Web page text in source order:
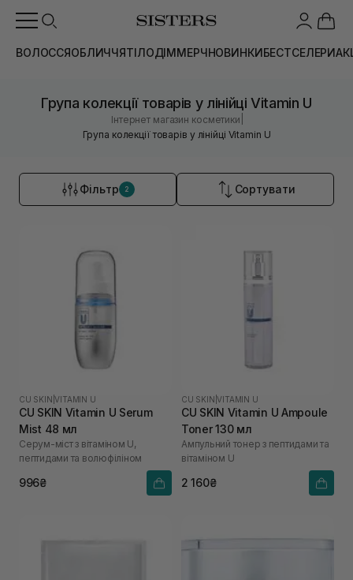
ВОЛОССЯОБЛИЧЧЯТІЛОДІММЕРЧНОВИНКИБЕСТСЕЛЕРИ
Група колекції товарів у лінійці Vitamin U
Інтернет магазин косметики
Група колекції товарів у лінійці Vitamin U
Фільтр 2 Сортувати
CU SKIN |VITAMIN U
CU SKIN Vitamin U Serum
Mist 48 мл
Серум-міст з вітаміном U,
пептидами та волюфіліном
996₴
CU SKIN |VITAMIN U
CU SKIN Vitamin U Ampoule
Toner 130 мл
Ампульний тонер з пептидами та
вітаміном U
2 160₴